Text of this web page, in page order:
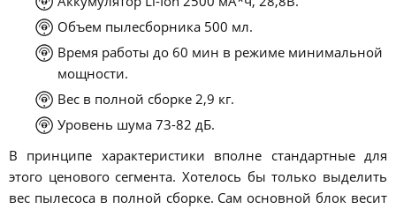
Объем пылесборника 500 мл.
Время работы до 60 мин в режиме минимальной
мощности.
Вес в полной сборке 2,9 кг.
Уровень шума 73-82 дБ.
В принципе характеристики вполне стандартные для
этого ценового сегмента. Хотелось бы только выделить
вес пылесоса в полной сборке. Сам основной блок весит